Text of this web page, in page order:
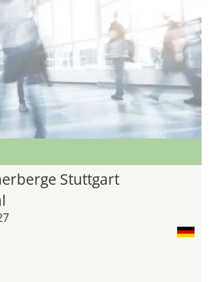
Stuttgart